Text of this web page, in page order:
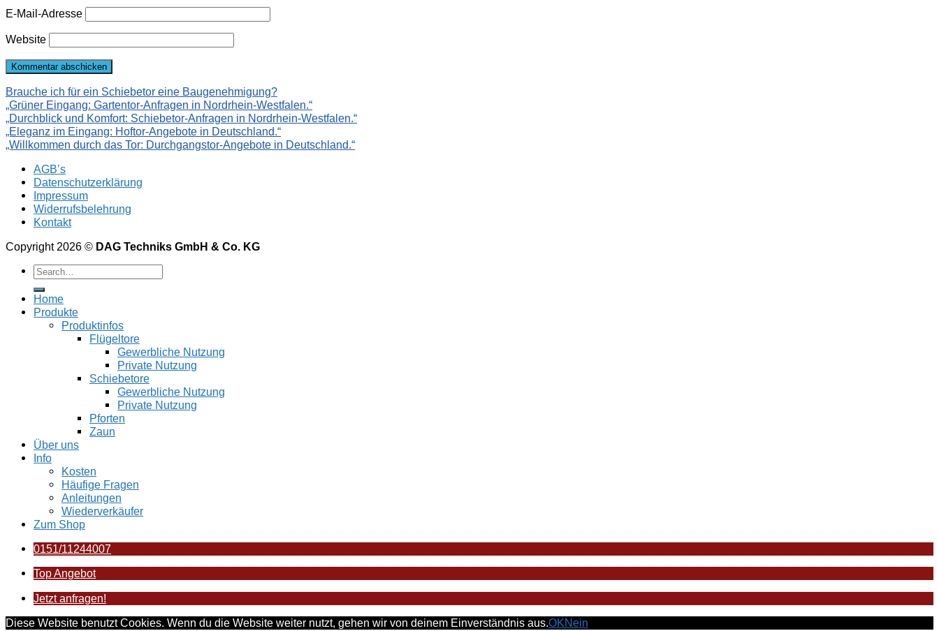
E-Mail-Adresse
Website
Brauche ich für ein Schiebetor eine Baugenehmigung?
„Grüner Eingang: Gartentor-Anfragen in Nordrhein-Westfalen.“
„Durchblick und Komfort: Schiebetor-Anfragen in Nordrhein-Westfalen.“
„Eleganz im Eingang: Hoftor-Angebote in Deutschland.“
„Willkommen durch das Tor: Durchgangstor-Angebote in Deutschland.“
AGB’s
Datenschutzerklärung
Impressum
Widerrufsbelehrung
Kontakt
Copyright 2026 © DAG Techniks GmbH & Co. KG
Home
Produkte
Produktinfos
Flügeltore
Gewerbliche Nutzung
Private Nutzung
Schiebetore
Gewerbliche Nutzung
Private Nutzung
Pforten
Zaun
Über uns
Info
Kosten
Häufige Fragen
Anleitungen
Wiederverkäufer
Zum Shop
0151/11244007
Top Angebot
Jetzt anfragen!
Diese Website benutzt Cookies. Wenn du die Website weiter nutzt, gehen wir von deinem Einverständnis aus.OKNein